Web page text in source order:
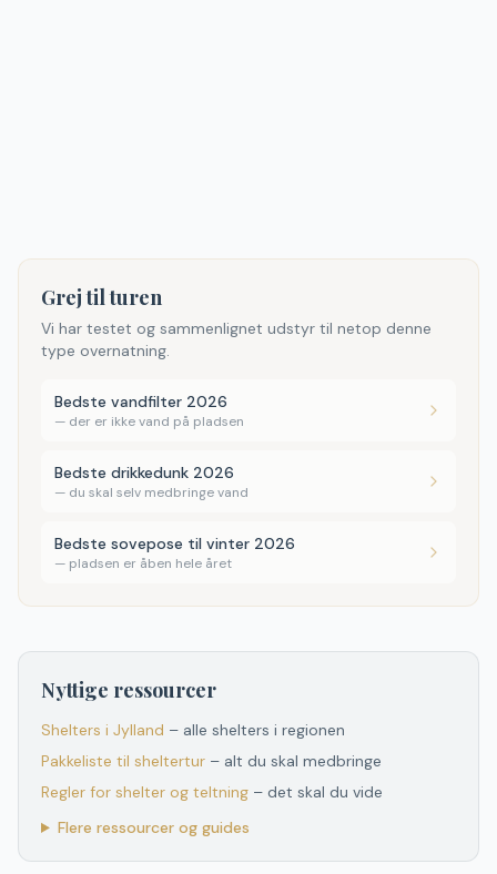
Grej til turen
Vi har testet og sammenlignet udstyr til netop denne
type overnatning.
Bedste vandfilter 2026
— der er ikke vand på pladsen
Bedste drikkedunk 2026
— du skal selv medbringe vand
Bedste sovepose til vinter 2026
— pladsen er åben hele året
Nyttige ressourcer
Shelters i Jylland – alle shelters i regionen
Pakkeliste til sheltertur – alt du skal medbringe
Regler for shelter og teltning – det skal du vide
Flere ressourcer og guides